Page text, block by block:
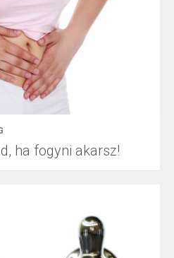
ha fogyni akarsz!